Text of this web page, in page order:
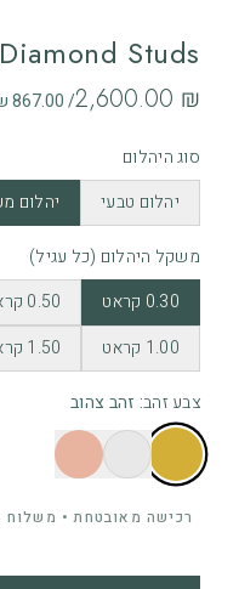
Studs
‏2,600.00 ₪ / 867.00 ש״ח לחודש ב - 3 תשלומים ללא ריבית
סוג היהלום
יהלום טבעי
יהלום
משקל היהלום (כל עגיל)
0.30 קראט
0.50 קראט
1.00 קראט
1.50 קראט
צבע זהב: זהב צהוב
רכישה מאובטחת • משלוח